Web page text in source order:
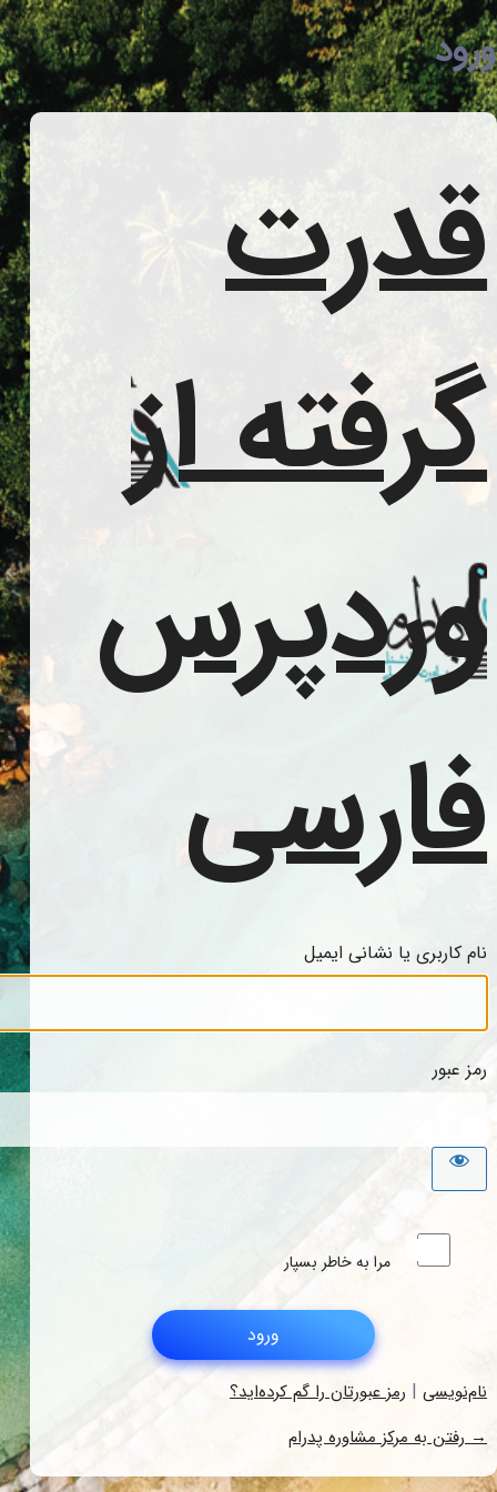
قدرت
گرفته از
وردپرس
فارسی
نام کاربری یا نشانی ایمیل
رمز عبور
مرا به خاطر بسپار
نام‌نویسی| رمز عبورتان را گم کرده‌اید؟
→ رفتن به مرکز مشاوره پدرام